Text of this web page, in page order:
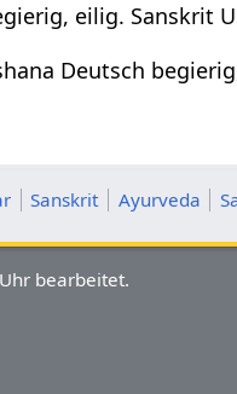
eilig. Sanskrit
Deutsch
Sanskrit Ayurveda
bearbeitet.